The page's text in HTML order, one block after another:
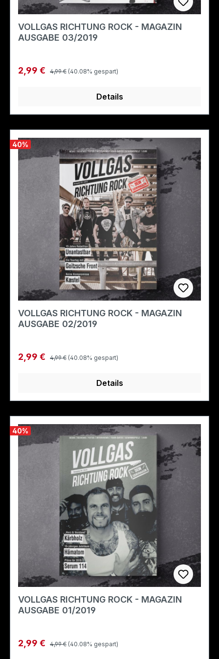
VOLLGAS RICHTUNG ROCK - MAGAZIN
AUSGABE 03/2019
Verkaufspreis:
2,99 € Regulärer Preis:
4,99 € (40.08% gespart)
Details
40%
VOLLGAS RICHTUNG ROCK - MAGAZIN
AUSGABE 02/2019
Verkaufspreis:
2,99 € Regulärer Preis:
4,99 € (40.08% gespart)
Details
40%
VOLLGAS RICHTUNG ROCK - MAGAZIN
AUSGABE 01/2019
Verkaufspreis:
2,99 € Regulärer Preis:
4,99 € (40.08% gespart)